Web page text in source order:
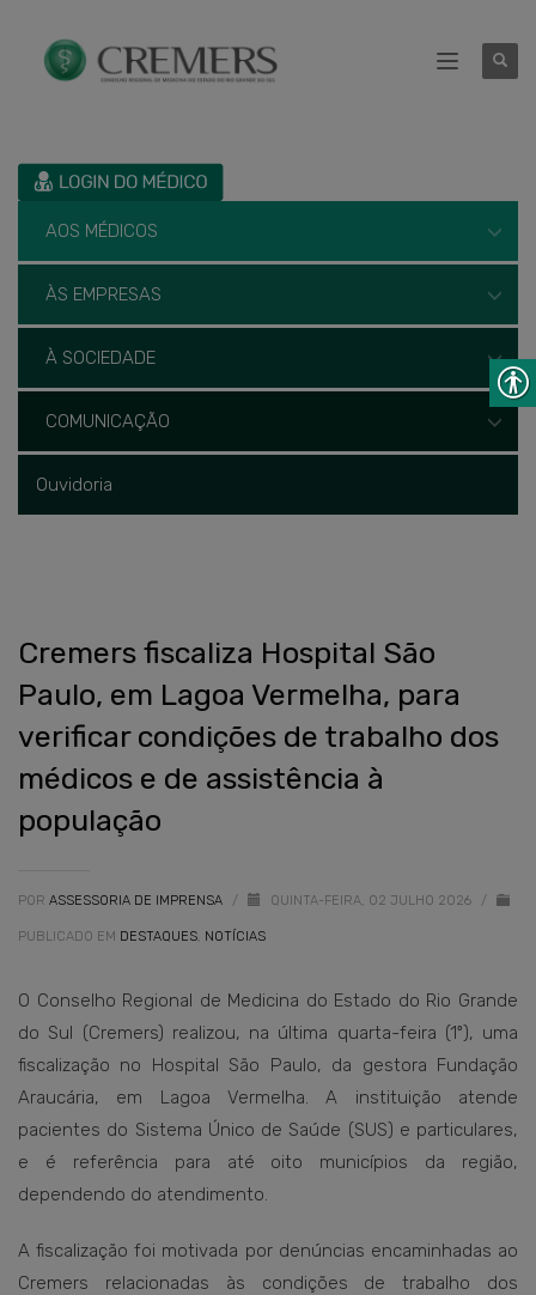
AOS MÉDICOS
ÀS EMPRESAS
À SOCIEDADE
COMUNICAÇÃO
Ouvidoria
Cremers fiscaliza Hospital São
Paulo, em Lagoa Vermelha, para
verificar condições de trabalho dos
médicos e de assistência à
população
POR ASSESSORIA DE IMPRENSA / QUINTA-FEIRA, 02 JULHO 2026 /
PUBLICADO EM DESTAQUES, NOTÍCIAS
O Conselho Regional de Medicina do Estado do Rio Grande
do Sul (Cremers) realizou, na última quarta-feira (1º), uma
fiscalização no Hospital São Paulo, da gestora Fundação
Araucária, em Lagoa Vermelha. A instituição atende
pacientes do Sistema Único de Saúde (SUS) e particulares,
e é referência para até oito municípios da região,
dependendo do atendimento.
A fiscalização foi motivada por denúncias encaminhadas ao
Cremers relacionadas às condições de trabalho dos